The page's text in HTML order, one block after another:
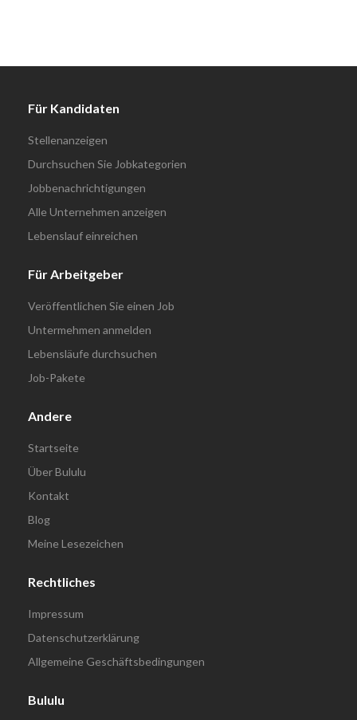
Für Kandidaten
Stellenanzeigen
Durchsuchen Sie Jobkategorien
Jobbenachrichtigungen
Alle Unternehmen anzeigen
Lebenslauf einreichen
Für Arbeitgeber
Veröffentlichen Sie einen Job
Untermehmen anmelden
Lebensläufe durchsuchen
Job-Pakete
Andere
Startseite
Über Bululu
Kontakt
Blog
Meine Lesezeichen
Rechtliches
Impressum
Datenschutzerklärung
Allgemeine Geschäftsbedingungen
Bululu